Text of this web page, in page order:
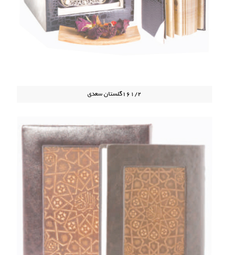
161/2گلستان سعدی